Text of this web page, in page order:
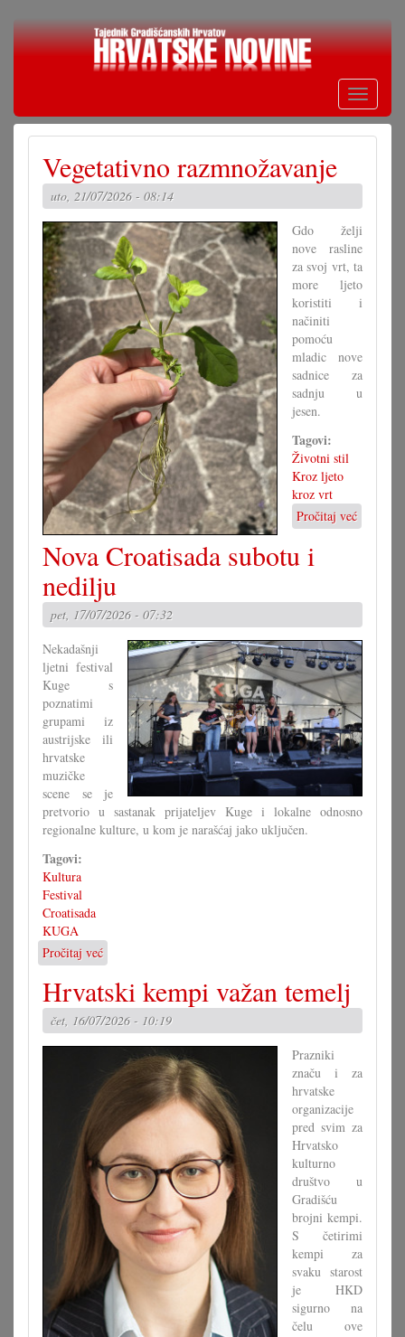
Skoči
Toggle
Vegetativno razmnožavanje
uto, 21/07/2026 - 08:14
Gdo želji
nove rasline
za svoj vrt, ta
more ljeto
koristiti i
načiniti
pomoću
mladic nove
sadnice za
sadnju u
jesen.
Tagovi:
Životni stil
Kroz ljeto
kroz vrt
Pročitaj već
Nova Croatisada subotu i
nedilju
pet, 17/07/2026 - 07:32
Nekadašnji
ljetni festival
Kuge s
poznatimi
grupami iz
austrijske ili
hrvatske
muzičke
scene se je
pretvorio u sastanak prijateljev Kuge i lokalne odnosno
regionalne kulture, u kom je narašćaj jako uključen.
Tagovi:
Kultura
Festival
Croatisada
KUGA
Pročitaj već
Nova
Croatisada
subotu
i
nedilju
Hrvatski kempi važan temelj
čet, 16/07/2026 - 10:19
Prazniki
značu i za
hrvatske
organizacije
pred svim za
Hrvatsko
kulturno
društvo u
Gradišću
brojni kempi.
S četirimi
kempi za
svaku starost
je HKD
sigurno na
čelu ove